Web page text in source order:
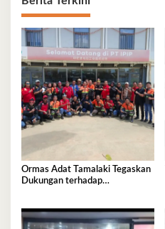
Ormas Adat Tamalaki Tegaskan
Dukungan terhadap